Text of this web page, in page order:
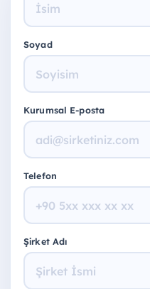
Soyad
Kurumsal E-posta
Telefon
Şirket Adı